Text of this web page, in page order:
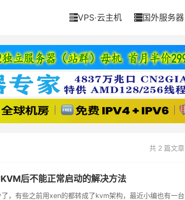
VPS·云主机 国外服务器
共 2 篇文章
后不能正常启动的解决方法
，有些之前用xen的都转成了kvm架构，最近小编也有一台